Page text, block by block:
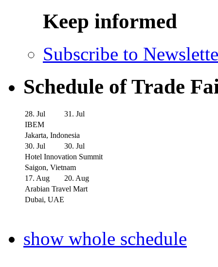
Keep informed
Subscribe to
Schedule of Trade
28. Jul
31. Jul
IBEM
Jakarta, Indonesia
30. Jul
30. Jul
Hotel Innovation Summit
Saigon, Vietnam
17. Aug
20. Aug
Arabian Travel Mart
Dubai, UAE
show whole schedule